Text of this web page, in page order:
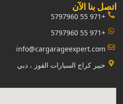
‏اتصل بنا الآن‏
+971 55 5797960
+971 55 5797960
info@cargarageexpert.com
‏خبير كراج السيارات القوز ، دبي‏